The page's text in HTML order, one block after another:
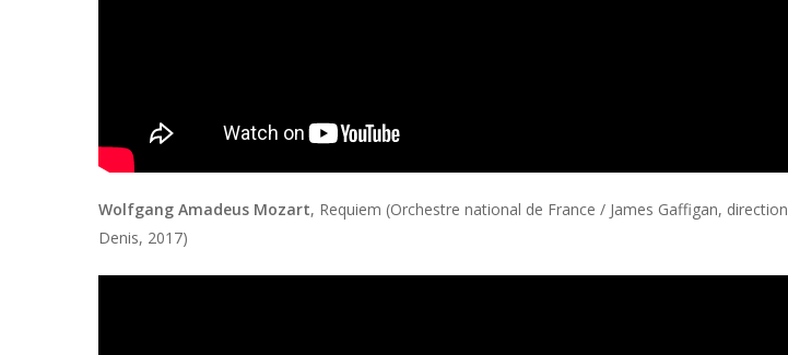
Wolfgang Amadeus Mozart, Requiem (Orchestre national de France / James Gaffigan, direction
Denis, 2017)